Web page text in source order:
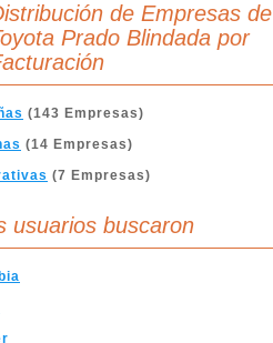
de Empresas de
Prado Blindada por
(143 Empresas)
(14 Empresas)
(7 Empresas)
usuarios buscaron